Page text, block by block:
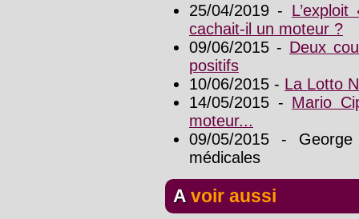
25/04/2019 -
cachait-il un moteur ?
09/06/2015 - Deux
positifs
10/06/2015 - La Lotto
14/05/2015 - Mario
moteur...
09/05/2015 -
médicales
A voir aussi